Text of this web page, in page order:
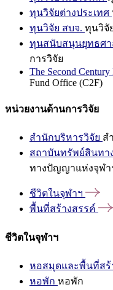
ทุนวิจัยต่างประเทศ
ทุนวิจัย สบจ. ทุนวิจั
ทุนสนับสนุนยุทธศา
การวิจัย
The Second
Fund Office (C2F)
หน่วยงานด้านการวิจัย
สำนักบริหารวิจัย ส
สถาบันทรัพย์สินท
ทางปัญญาแห่งจุฬา
ชีวิตในจุฬาฯ
พื้นที่สร้างสรรค์
ชีวิตในจุฬาฯ
หอสมุดและพื้นที่สร้
หอพัก หอพัก